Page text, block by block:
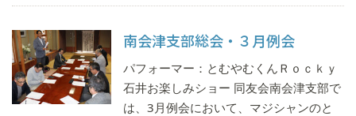
南会津支部総会・３月例会
パフォーマー：とむやむくんＲｏｃｋｙ
石井お楽しみショー 同友会南会津支部で
は、3月例会において、マジシャンのと